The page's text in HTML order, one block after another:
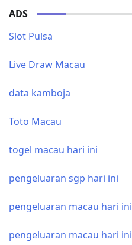
ADS
Slot Pulsa
Live Draw Macau
data kamboja
Toto Macau
togel macau hari ini
pengeluaran sgp hari ini
pengeluaran macau hari ini
pengeluaran macau hari ini